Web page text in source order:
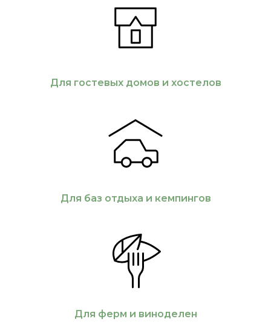
Для гостевых домов и хостелов
Для баз отдыха и кемпингов
Для ферм и виноделен